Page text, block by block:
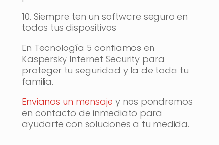
10. Siempre ten un software seguro en
todos tus dispositivos
En Tecnología 5 confiamos en
Kaspersky Internet Security para
proteger tu seguridad y la de toda tu
familia.
Envianos un mensaje y nos pondremos
en contacto de inmediato para
ayudarte con soluciones a tu medida.